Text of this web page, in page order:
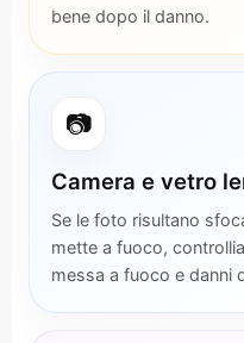
bene dopo il danno.
📷
Camera e vetro
Se le foto risultano
mette a fuoco,
messa a fuoco e danni